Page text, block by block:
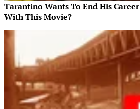
Tarantino Wants To End His Career
With This Movie?